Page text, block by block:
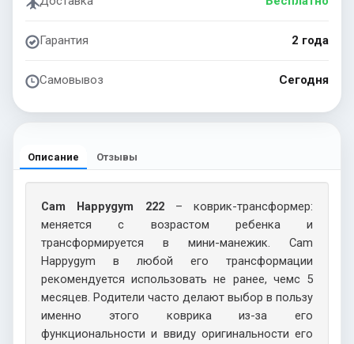
Гарантия 2 года
Самовывоз Сегодня
Описание Отзывы
Cam Happygym 222– коврик-трансформер:
меняется с возрастом ребенка и
трансформируется в мини-манежик. Cam
Happygym в любой его трансформации
рекомендуется использовать не ранее, чемс 5
месяцев. Родители часто делают выбор в пользу
именно этого коврика из-за его
функциональности и ввиду оригинальности его